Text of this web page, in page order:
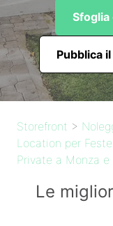
Sfoglia
Pubblica
Storefront >
Location per
Private a Monza e
Le